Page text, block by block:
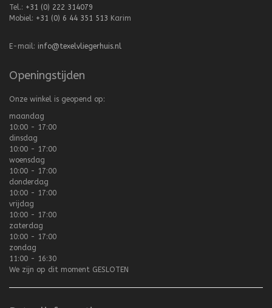
Tel.: +31 (0) 222 314079
Mobiel: +31 (0) 6 44 351 513 Karim
E-mail: info@texelvliegerhuis.nl
Openingstijden
Onze winkel is geopend op:
maandag
10:00 - 17:00
dinsdag
10:00 - 17:00
woensdag
10:00 - 17:00
donderdag
10:00 - 17:00
vrijdag
10:00 - 17:00
zaterdag
10:00 - 17:00
zondag
11:00 - 16:30
We zijn op dit moment GESLOTEN